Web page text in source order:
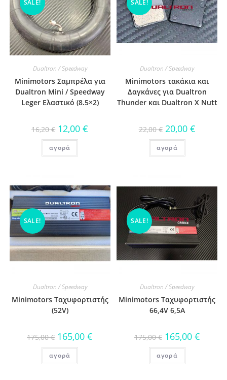
SALE!
Dualtron / Speedway
Minimotors Σαμπρέλα για
Dualtron Mini / Speedway
Leger Ελαστικό (8.5×2)
16,20€ 12,00€
αγορά
SALE!
Dualtron / Speedway
Minimotors τακάκια και
Δαγκάνες για Dualtron
Thunder και Dualtron X Nutt
22,00€ 20,00 €
αγορά
SALE!
Dualtron / Speedway
Minimotors Ταχυφορτιστής
(52V)
175,00€ 165,00€
αγορά
SALE!
Dualtron / Speedway
Minimotors Ταχυφορτιστής
66,4V 6,5Α
175,00€ 165,00 €
αγορά